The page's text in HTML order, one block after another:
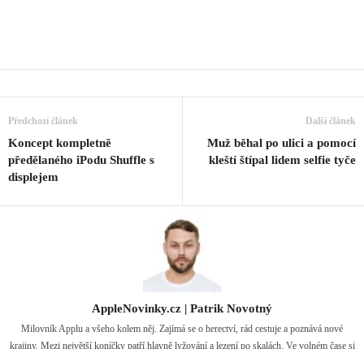
Předchozí článek
Koncept kompletně
předělaného iPodu Shuffle s
displejem
Další článek
Muž běhal po ulici a pomocí
kleští štípal lidem selfie tyče
AppleNovinky.cz | Patrik Novotný
Milovník Applu a všeho kolem něj. Zajímá se o herectví, rád cestuje a poznává nové
krajiny. Mezi největší koníčky patří hlavně lyžování a lezení po skalách. Ve volném čase si